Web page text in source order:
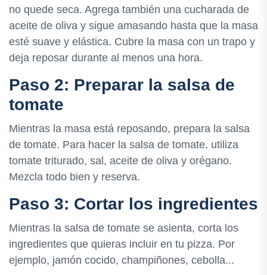
no quede seca. Agrega también una cucharada de
aceite de oliva y sigue amasando hasta que la masa
esté suave y elástica. Cubre la masa con un trapo y
deja reposar durante al menos una hora.
Paso 2: Preparar la salsa de
tomate
Mientras la masa está reposando, prepara la salsa
de tomate. Para hacer la salsa de tomate, utiliza
tomate triturado, sal, aceite de oliva y orégano.
Mezcla todo bien y reserva.
Paso 3: Cortar los ingredientes
Mientras la salsa de tomate se asienta, corta los
ingredientes que quieras incluir en tu pizza. Por
ejemplo, jamón cocido, champiñones, cebolla...